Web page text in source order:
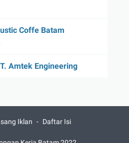
Coffe Batam
Amtek Engineering
Iklan Daftar Isi